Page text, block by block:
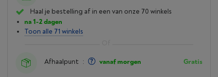
Haal je bestelling af in een van onze 70 winkels
na 1-2 dagen
Toon alle 71 winkels
Afhaalpunt : vanaf morgen Gratis